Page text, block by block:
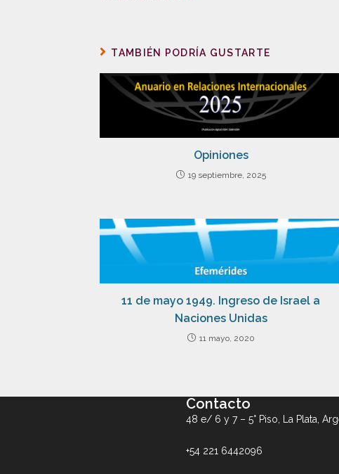
TAMBIÉN PODRÍA GUSTARTE
Opiniones
19 septiembre, 2025
11 de mayo 1949. Ingreso de Israel a
Naciones Unidas
11 mayo, 2020
Contacto
48 e/ 6 y 7 – 5° Piso, La Plata,
+54 221 6442096